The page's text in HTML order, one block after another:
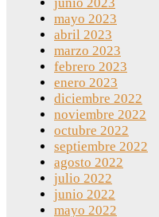
mayo 2023
abril 2023
marzo 2023
febrero 2023
enero 2023
diciembre 2022
noviembre 2022
octubre 2022
septiembre 2022
agosto 2022
julio 2022
junio 2022
mayo 2022